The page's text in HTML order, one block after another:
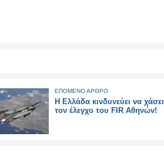
ΕΠΟΜΕΝΟ ΑΡΘΡΟ
Η Ελλάδα κινδυνεύει να χάσει
τον έλεγχο του FIR Αθηνών!